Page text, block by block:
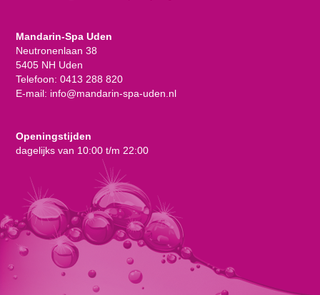
Mandarin-Spa Uden
Neutronenlaan 38
5405 NH Uden
Telefoon: 0413 288 820
E-mail: info@mandarin-spa-uden.nl
Openingstijden
dagelijks van 10:00 t/m 22:00